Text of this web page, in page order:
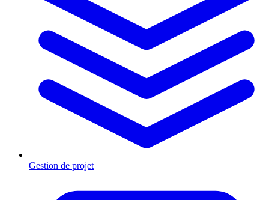
Gestion de projet